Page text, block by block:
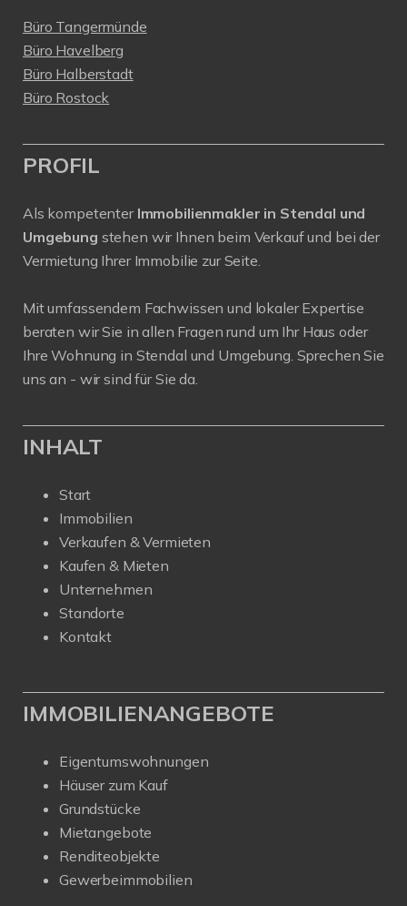
Büro Tangermünde
Büro Havelberg
Büro Halberstadt
Büro Rostock
PROFIL
Als kompetenter Immobilienmakler in Stendal und
Umgebung stehen wir Ihnen beim Verkauf und bei der
Vermietung Ihrer Immobilie zur Seite.
Mit umfassendem Fachwissen und lokaler Expertise
beraten wir Sie in allen Fragen rund um Ihr Haus oder
Ihre Wohnung in Stendal und Umgebung. Sprechen Sie
uns an - wir sind für Sie da.
INHALT
Start
Immobilien
Verkaufen & Vermieten
Kaufen & Mieten
Unternehmen
Standorte
Kontakt
IMMOBILIENANGEBOTE
Eigentumswohnungen
Häuser zum Kauf
Grundstücke
Mietangebote
Renditeobjekte
Gewerbeimmobilien